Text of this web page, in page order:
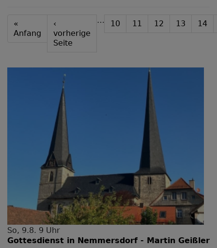
Seitennummerierung
First
page
«
Anfang
Vorherige
Seite
‹
vorherige
Seite
… Seite
10 Seite
11 Seite
12 Seite
13 Seite
14
So, 9.8. 9 Uhr
Gottesdienst in Nemmersdorf - Martin Geißler